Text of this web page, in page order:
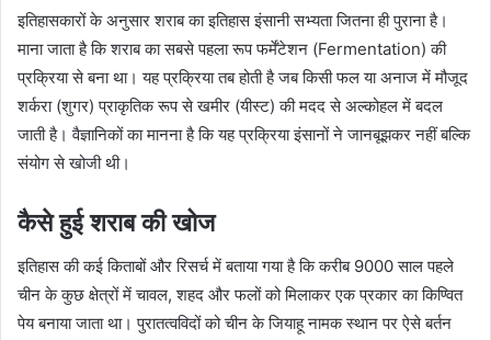
इतिहासकारों के अनुसार शराब का इतिहास इंसानी सभ्यता जितना ही पुराना है।
माना जाता है कि शराब का सबसे पहला रूप फर्मेंटेशन (Fermentation) की
प्रक्रिया से बना था। यह प्रक्रिया तब होती है जब किसी फल या अनाज में मौजूद
शर्करा (शुगर) प्राकृतिक रूप से खमीर (यीस्ट) की मदद से अल्कोहल में बदल
जाती है। वैज्ञानिकों का मानना है कि यह प्रक्रिया इंसानों ने जानबूझकर नहीं बल्कि
संयोग से खोजी थी।
कैसे हुई शराब की खोज
इतिहास की कई किताबों और रिसर्च में बताया गया है कि करीब 9000 साल पहले
चीन के कुछ क्षेत्रों में चावल, शहद और फलों को मिलाकर एक प्रकार का किण्वित
पेय बनाया जाता था। पुरातत्वविदों को चीन के जियाहू नामक स्थान पर ऐसे बर्तन